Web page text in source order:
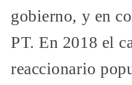
gobierno, y en
PT. En 2018 el
reaccionario